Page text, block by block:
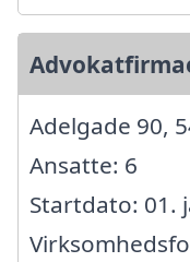
Adelgade 90,
Ansatte: 6
Startdato: 01.